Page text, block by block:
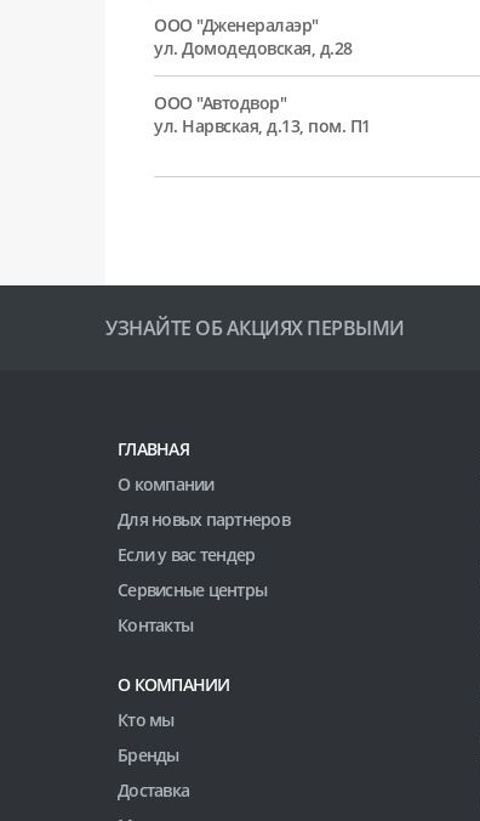
ООО "Дженералаэр"
ул. Домодедовская, д.28
ООО "Автодвор"
ул. Нарвская, д.13, пом. П1
УЗНАЙТЕ ОБ АКЦИЯХ ПЕРВЫМИ
ГЛАВНАЯ
О компании
Для новых партнеров
Если у вас тендер
Сервисные центры
Контакты
О КОМПАНИИ
Кто мы
Бренды
Доставка